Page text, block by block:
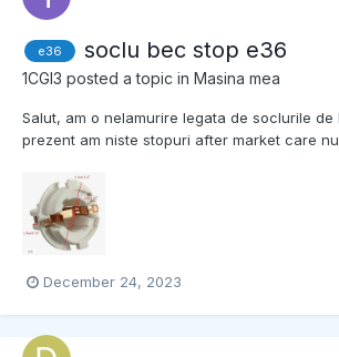
e36 soclu bec stop e36
1CGI3 posted a topic in Masina mea
Salut, am o nelamurire legata de soclurile de
prezent am niste stopuri after market care
vr sa le schimb, nimeni nu vinde stopurile cu
Intrebarea mea este de unde as putea lua
December 24, 2023